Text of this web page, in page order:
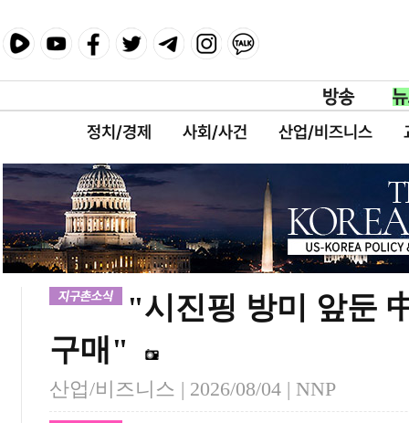
정치/경제 사회/사건 산업/비즈니스
"시진핑 방미 앞둔
구매"
산업/비즈니스 | 2026/08/04 | NNP